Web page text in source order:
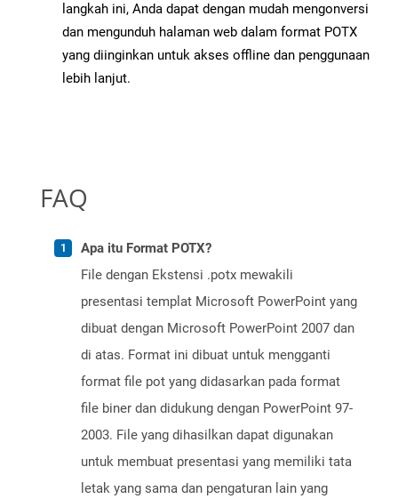
langkah ini, Anda dapat dengan mudah mengonversi
dan mengunduh halaman web dalam format POTX
yang diinginkan untuk akses offline dan penggunaan
lebih lanjut.
FAQ
Apa itu Format POTX?
File dengan Ekstensi .potx mewakili
presentasi templat Microsoft PowerPoint yang
dibuat dengan Microsoft PowerPoint 2007 dan
di atas. Format ini dibuat untuk mengganti
format file pot yang didasarkan pada format
file biner dan didukung dengan PowerPoint 97-
2003. File yang dihasilkan dapat digunakan
untuk membuat presentasi yang memiliki tata
letak yang sama dan pengaturan lain yang